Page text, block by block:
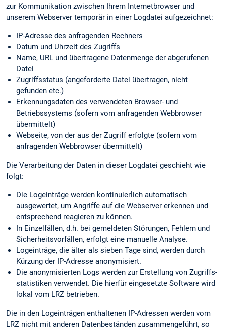
zur Kommunikation zwischen Ihrem Internetbrowser und
unserem Webserver temporär in einer Logdatei aufgezeichnet:
IP-Adresse des anfragenden Rechners
Datum und Uhrzeit des Zugriffs
Name, URL und übertragene Datenmenge der abgerufenen
Datei
Zugriffsstatus (angeforderte Datei übertragen, nicht
gefunden etc.)
Erkennungs­daten des verwendeten Browser- und
Betriebssystems (sofern vom anfragenden Webbrowser
übermittelt)
Webseite, von der aus der Zugriff erfolgte (sofern vom
anfragenden Webbrowser übermittelt)
Die Verarbeitung der Daten in dieser Logdatei geschieht wie
folgt:
Die Logeinträge werden kontinuierlich automatisch
ausgewertet, um Angriffe auf die Webserver erkennen und
entsprechend reagieren zu können.
In Einzelfällen, d.h. bei gemeldeten Störungen, Fehlern und
Sicherheits­vorfällen, erfolgt eine manuelle Analyse.
Logeinträge, die älter als sieben Tage sind, werden durch
Kürzung der IP-Adresse anonymisiert.
Die anonymisierten Logs werden zur Erstellung von Zugriffs­
statistiken verwendet. Die hierfür eingesetzte Software wird
lokal vom LRZ betrieben.
Die in den Logeinträgen enthaltenen IP-Adressen werden vom
LRZ nicht mit anderen Datenbeständen zusammengeführt, so